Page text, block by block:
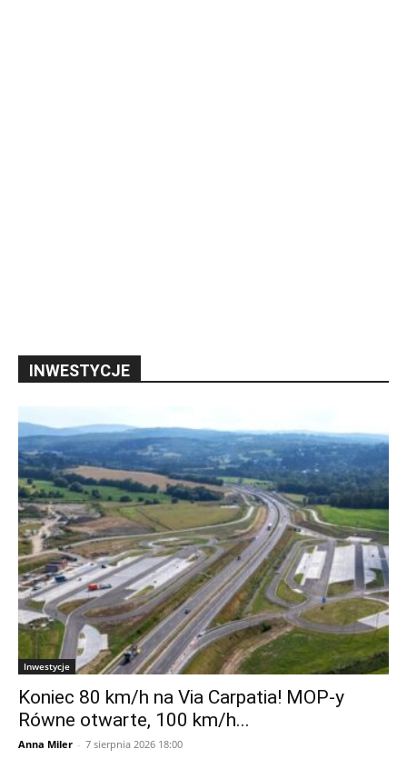
INWESTYCJE
Inwestycje
Koniec 80 km/h na Via Carpatia! MOP-y
Równe otwarte, 100 km/h...
Anna Miler - 7 sierpnia 2026 18:00